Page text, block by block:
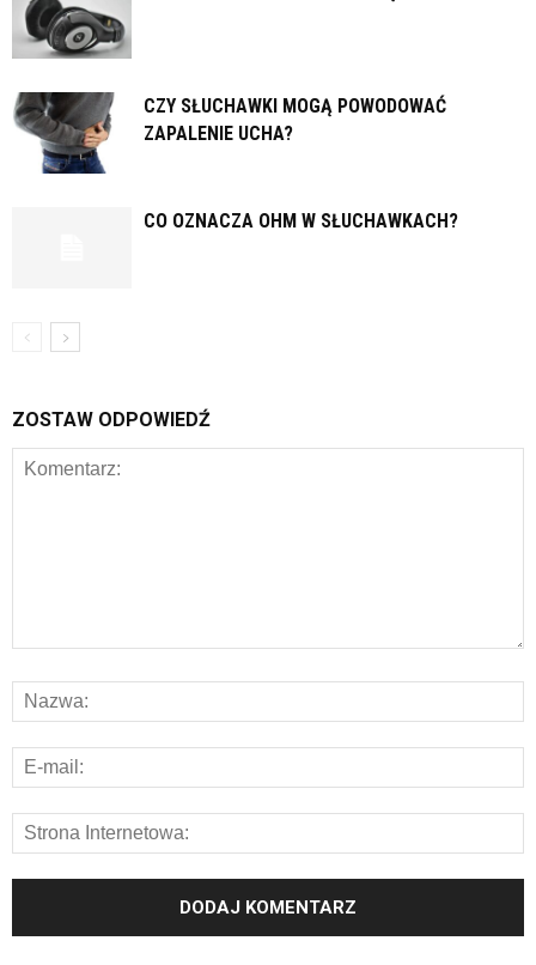
CZY SŁUCHAWKI MOGĄ POWODOWAĆ
ZAPALENIE UCHA?
CO OZNACZA OHM W SŁUCHAWKACH?
ZOSTAW ODPOWIEDŹ